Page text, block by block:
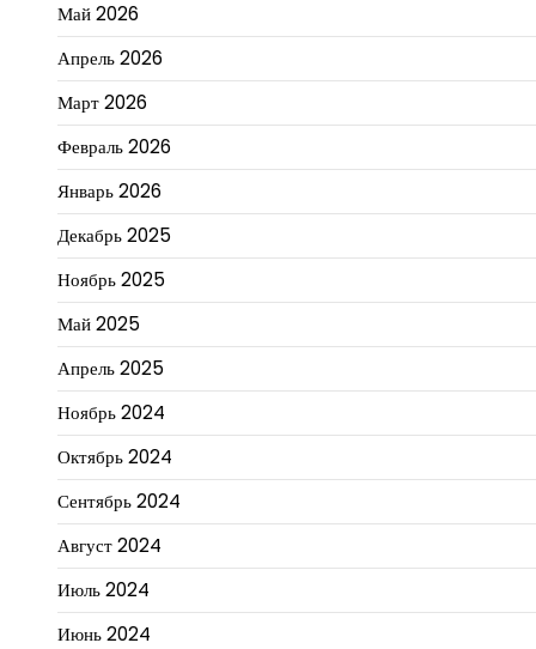
Май 2026
Апрель 2026
Март 2026
Февраль 2026
Январь 2026
Декабрь 2025
Ноябрь 2025
Май 2025
Апрель 2025
Ноябрь 2024
Октябрь 2024
Сентябрь 2024
Август 2024
Июль 2024
Июнь 2024